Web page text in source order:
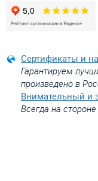
Сертификаты и
Гарантируем
произведено в
Внимательный и
Всегда на